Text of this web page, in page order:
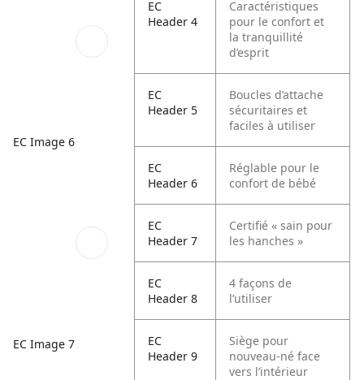
EC Image 6
EC Image 7
EC
Header 4
Caractéristiques
pour le confort et
la tranquillité
d’esprit
EC
Header 5
Boucles d’attache
sécuritaires et
faciles à utiliser
EC
Header 6
Réglable pour le
confort de bébé
EC
Header 7
Certifié « sain pour
les hanches »
EC
Header 8
4 façons de
l’utiliser
EC
Header 9
Siège pour
nouveau-né face
vers l’intérieur